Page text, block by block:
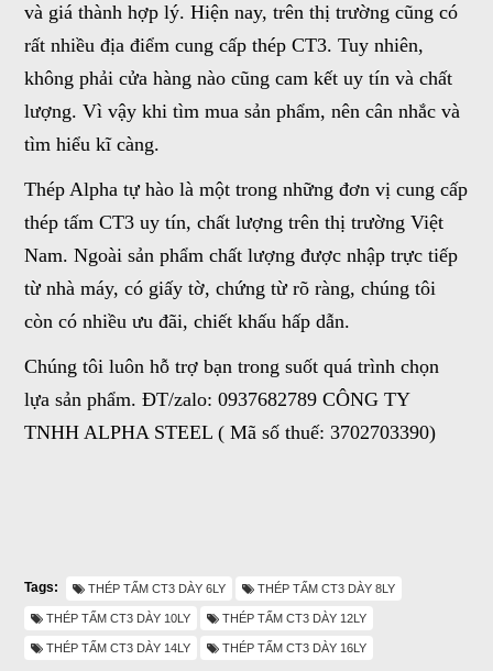
và giá thành hợp lý. Hiện nay, trên thị trường cũng có
rất nhiều địa điểm cung cấp thép CT3. Tuy nhiên,
không phải cửa hàng nào cũng cam kết uy tín và chất
lượng. Vì vậy khi tìm mua sản phẩm, nên cân nhắc và
tìm hiểu kĩ càng.
Thép Alpha tự hào là một trong những đơn vị cung cấp
thép tấm CT3 uy tín, chất lượng trên thị trường Việt
Nam. Ngoài sản phẩm chất lượng được nhập trực tiếp
từ nhà máy, có giấy tờ, chứng từ rõ ràng, chúng tôi
còn có nhiều ưu đãi, chiết khấu hấp dẫn.
Chúng tôi luôn hỗ trợ bạn trong suốt quá trình chọn
lựa sản phẩm. ĐT/zalo: 0937682789 CÔNG TY
TNHH ALPHA STEEL ( Mã số thuế: 3702703390)
Tags: THÉP TẤM CT3 DÀY 6LY THÉP TẤM CT3 DÀY 8LY
THÉP TẤM CT3 DÀY 10LY THÉP TẤM CT3 DÀY 12LY
THÉP TẤM CT3 DÀY 14LY THÉP TẤM CT3 DÀY 16LY